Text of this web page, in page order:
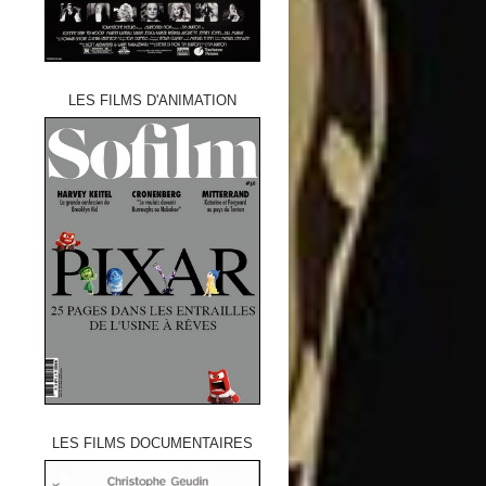
LES FILMS D'ANIMATION
LES FILMS DOCUMENTAIRES